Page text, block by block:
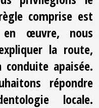
comprise est
œuvre, nous
la route,
apaisée.
répondre
locale.